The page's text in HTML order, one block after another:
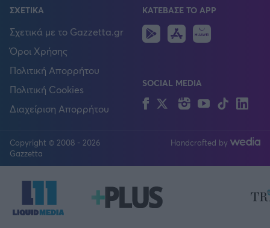
ΣΧΕΤΙΚΑ
Σχετικά με το Gazzetta.gr
Όροι Χρήσης
Πολιτική Απορρήτου
Πολιτική Cookies
Διαχείριση Απορρήτου
ΚΑΤΕΒΑΣΕ ΤΟ APP
Android
IOS
SOCIAL MEDIA
FacebookTwitterInstagram
YouTubeTikTok
Copyright © 2008 - 2026
Gazzetta
Handcrafted by